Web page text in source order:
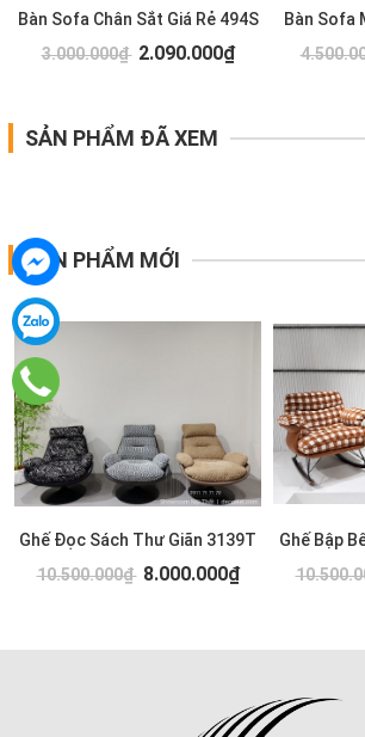
Bàn Sofa Chân Sắt Giá Rẻ 494S
3.000.000₫ 2.090.000₫
Bàn Sofa
SẢN PHẨM ĐÃ XEM
SẢN PHẨM MỚI
Ghế Đọc Sách Thư Giãn 3139T
10.500.000₫ 8.000.000₫
Ghế Bập